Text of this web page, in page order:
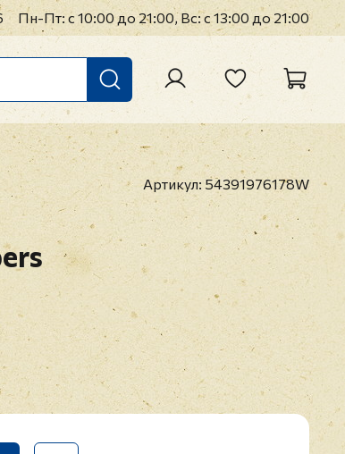
Пн-Пт: с 10:00 до 21:00, Вс: с 13:00 до 21:00
Артикул: 54391976178W